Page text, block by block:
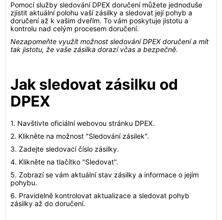
Pomocí služby sledování DPEX doručení můžete jednoduše
zjistit aktuální polohu vaší zásilky a sledovat její pohyb a
doručení až k vašim dveřím. To vám poskytuje jistotu a
kontrolu nad celým procesem doručení.
Nezapomeňte využít možnost sledování DPEX doručení a mít
tak jistotu, že vaše zásilka dorazí včas a bezpečně.
Jak sledovat zásilku od
DPEX
1. Navštivte oficiální webovou stránku DPEX.
2. Klikněte na možnost "Sledování zásilek".
3. Zadejte sledovací číslo zásilky.
4. Klikněte na tlačítko "Sledovat".
5. Zobrazí se vám aktuální stav zásilky a informace o jejím
pohybu.
6. Pravidelně kontrolovat aktualizace a sledovat pohyb
zásilky až do doručení.